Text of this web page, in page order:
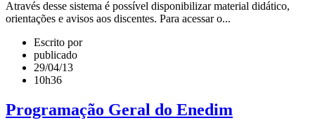
Através desse sistema é possível disponibilizar material didático,
orientações e avisos aos discentes. Para acessar o...
Escrito por
publicado
29/04/13
10h36
Programação Geral do Enedim